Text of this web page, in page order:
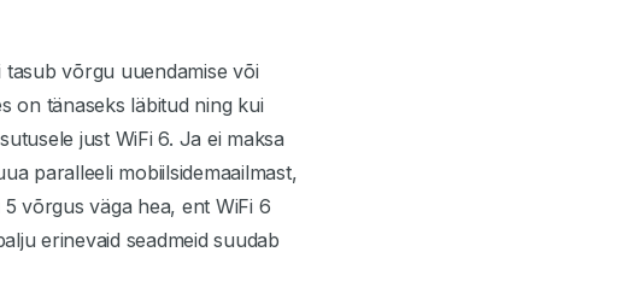
tasub võrgu uuendamise või
on tänaseks läbitud ning kui
just WiFi 6. Ja ei maksa
paralleeli mobiilsidemaailmast,
võrgus väga hea, ent WiFi 6
erinevaid seadmeid suudab